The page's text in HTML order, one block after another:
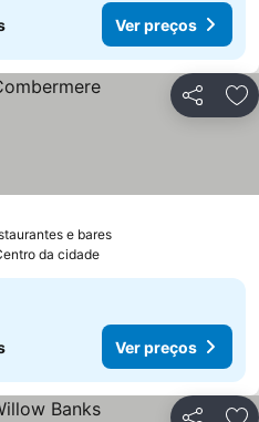
Ver preços
Partilhar
e bares
da cidade
Ver preços